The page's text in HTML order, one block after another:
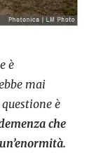
è
mai
è
che